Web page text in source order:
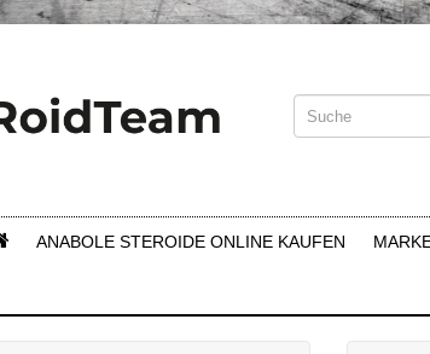
ANABOLE STEROIDE ONLINE KAUFEN